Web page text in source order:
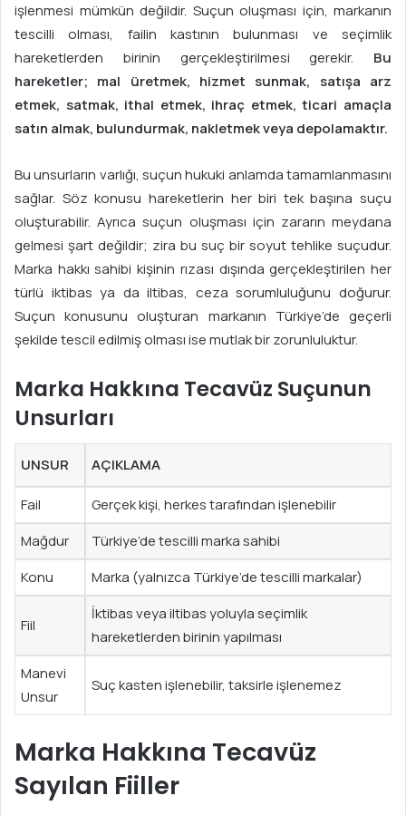
işlenmesi mümkün değildir. Suçun oluşması için, markanın
tescilli olması, failin kastının bulunması ve seçimlik
hareketlerden birinin gerçekleştirilmesi gerekir. Bu
hareketler; mal üretmek, hizmet sunmak, satışa arz
etmek, satmak, ithal etmek, ihraç etmek, ticari amaçla
satın almak, bulundurmak, nakletmek veya depolamaktır.
Bu unsurların varlığı, suçun hukuki anlamda tamamlanmasını
sağlar. Söz konusu hareketlerin her biri tek başına suçu
oluşturabilir. Ayrıca suçun oluşması için zararın meydana
gelmesi şart değildir; zira bu suç bir soyut tehlike suçudur.
Marka hakkı sahibi kişinin rızası dışında gerçekleştirilen her
türlü iktibas ya da iltibas, ceza sorumluluğunu doğurur.
Suçun konusunu oluşturan markanın Türkiye’de geçerli
şekilde tescil edilmiş olması ise mutlak bir zorunluluktur.
Marka Hakkına Tecavüz Suçunun
Unsurları
UNSUR AÇIKLAMA
Fail
Gerçek kişi, herkes tarafından işlenebilir
Mağdur
Türkiye’de tescilli marka sahibi
Konu
Marka (yalnızca Türkiye’de tescilli markalar)
Fiil
İktibas veya iltibas yoluyla seçimlik
hareketlerden birinin yapılması
Manevi
Unsur
Suç kasten işlenebilir, taksirle işlenemez
Marka Hakkına Tecavüz
Sayılan Fiiller